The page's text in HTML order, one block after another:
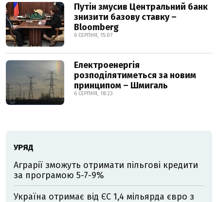
Путін змусив Центральний банк
знизити базову ставку –
Bloomberg
6 СЕРПНЯ, 15:07
Електроенергія
розподілятиметься за новим
принципом – Шмигаль
6 СЕРПНЯ, 18:23
УРЯД
Аграрії зможуть отримати пільгові кредити
за програмою 5-7-9%
Україна отримає від ЄС 1,4 мільярда євро з